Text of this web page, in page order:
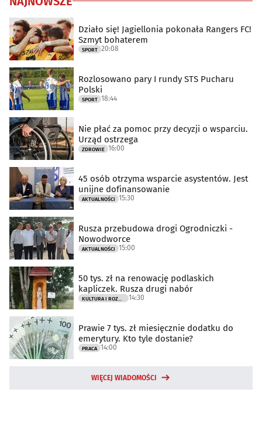
Działo się! Jagiellonia pokonała Rangers FC!
Szmyt bohaterem
SPORT 20:08
Rozlosowano pary I rundy STS Pucharu
Polski
SPORT 18:44
Nie płać za pomoc przy decyzji o wsparciu.
Urząd ostrzega
ZDROWIE 16:00
45 osób otrzyma wsparcie asystentów. Jest
unijne dofinansowanie
AKTUALNOŚCI 15:30
Rusza przebudowa drogi Ogrodniczki -
Nowodworce
AKTUALNOŚCI 15:00
50 tys. zł na renowację podlaskich
kapliczek. Rusza drugi nabór
KULTURA I ROZRYWKA 14:30
Prawie 7 tys. zł miesięcznie dodatku do
emerytury. Kto tyle dostanie?
PRACA 14:00
WIĘCEJ WIADOMOŚCI